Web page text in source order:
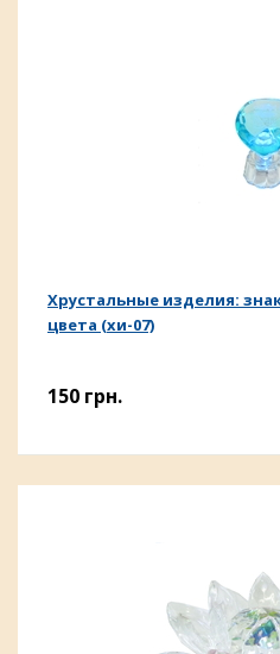
Хрустальные изделия:
цвета (хи-07)
150 грн.